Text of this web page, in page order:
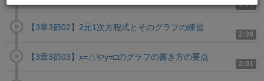
4:29
2:39
【3章3節02】2元1次方程式とそのグラフの練習
2:01
【3章3節03】x=△やy=□のグラフの書き方の要点